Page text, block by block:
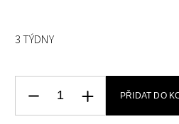
3 TÝDNY
PŘIDAT DO